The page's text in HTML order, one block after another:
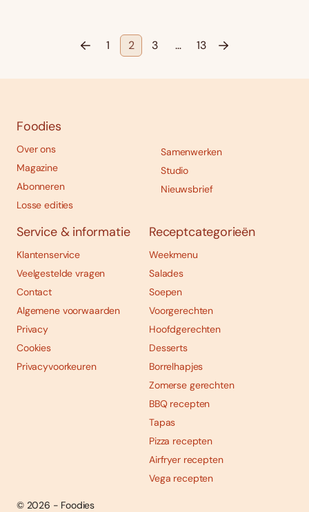
1 2 3 … 13
Foodies
Over ons
Magazine
Abonneren
Losse edities
Samenwerken
Studio
Nieuwsbrief
Service & informatie
Klantenservice
Veelgestelde vragen
Contact
Algemene voorwaarden
Privacy
Cookies
Privacyvoorkeuren
Receptcategorieën
Weekmenu
Salades
Soepen
Voorgerechten
Hoofdgerechten
Desserts
Borrelhapjes
Zomerse gerechten
BBQ recepten
Tapas
Pizza recepten
Airfryer recepten
Vega recepten
© 2026 - Foodies